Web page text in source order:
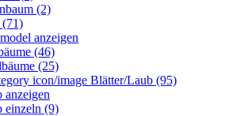
(2)
anzeigen
(46)
(25)
Blätter/Laub (95)
anzeigen
einzeln (9)